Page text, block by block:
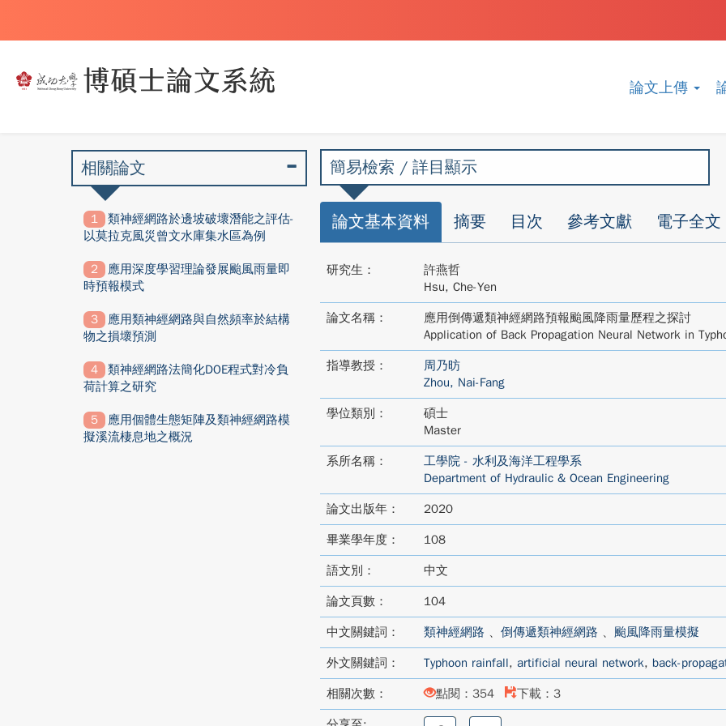
論文上傳
簡易檢索 / 詳目顯示
論文基本資料 摘要 目次 參考文獻 電子全文
研究生：
許燕哲
Hsu, Che-Yen
論文名稱：
應用倒傳遞類神經網路預報颱風降雨量歷程之探討
Application of Back Propagation Neural Network in
指導教授：
周乃昉
Zhou, Nai-Fang
學位類別：
碩士
Master
系所名稱：
工學院 - 水利及海洋工程學系
Department of Hydraulic & Ocean Engineering
論文出版年： 2020
畢業學年度： 108
語文別： 中文
論文頁數： 104
中文關鍵詞： 類神經網路 、 倒傳遞類神經網路 、 颱風降雨量模擬
外文關鍵詞： Typhoon rainfall, artificial neural network, back-
相關次數： 點閱：354 下載：3
相關論文
類神經網路於邊坡破壞潛能之評估-
以莫拉克風災曾文水庫集水區為例
應用深度學習理論發展颱風雨量即
時預報模式
應用類神經網路與自然頻率於結構
物之損壞預測
類神經網路法簡化DOE程式對冷負
荷計算之研究
應用個體生態矩陣及類神經網路模
擬溪流棲息地之概況